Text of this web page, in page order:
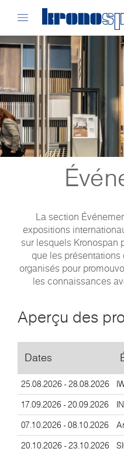
La section
expositions
sur lesquels Kronospan
que les
organisés pour
les connaissances
Aperçu des
Dates
25.08.2026 - 28.08.2026
17.09.2026 - 20.09.2026
07.10.2026 - 08.10.2026
20.10.2026 - 23.10.2026